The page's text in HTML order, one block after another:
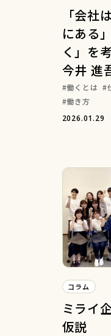
「会社
にある
く」を
今井 進
働くとは
働き方
2026.01.29
コラム
ミライ
仮説